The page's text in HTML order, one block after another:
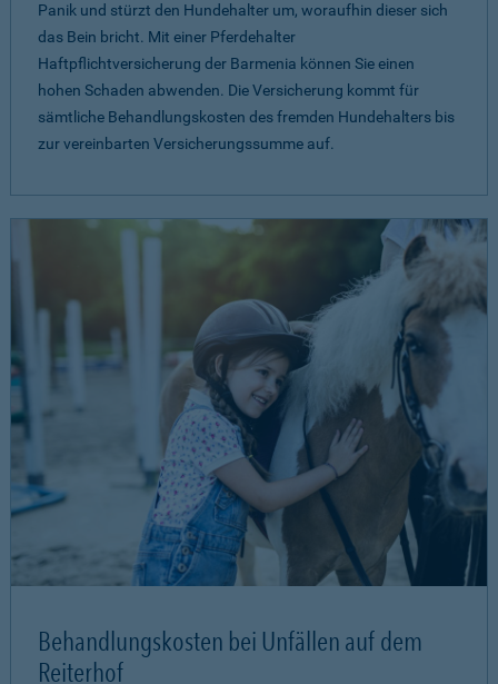
Panik und stürzt den Hundehalter um, woraufhin dieser sich
das Bein bricht. Mit einer Pferdehalter
Haftpflichtversicherung der Barmenia können Sie einen
hohen Schaden abwenden. Die Versicherung kommt für
sämtliche Behandlungskosten des fremden Hundehalters bis
zur vereinbarten Versicherungssumme auf.
Behandlungskosten bei Unfällen auf dem
Reiterhof